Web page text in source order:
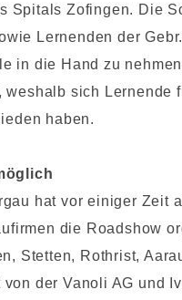
Spitals Zofingen. Die
Lernenden der
in die Hand zu
sich Lernende
haben.
hat vor einiger Zeit
die Roadshow
Stetten, Rothrist,
der Vanoli AG und